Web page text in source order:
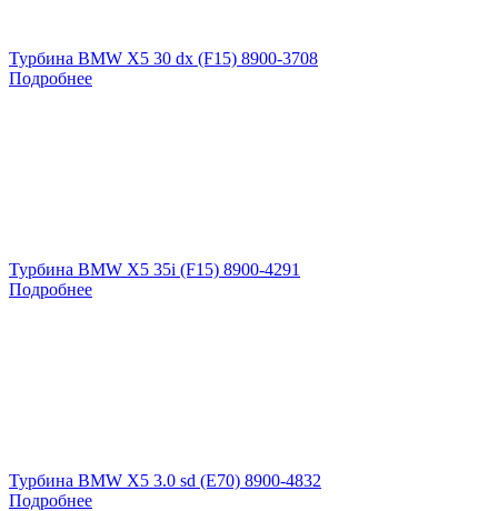
Турбина BMW X5 30 dx (F15) 8900-3708
Подробнее
Турбина BMW X5 35i (F15) 8900-4291
Подробнее
Турбина BMW X5 3.0 sd (E70) 8900-4832
Подробнее